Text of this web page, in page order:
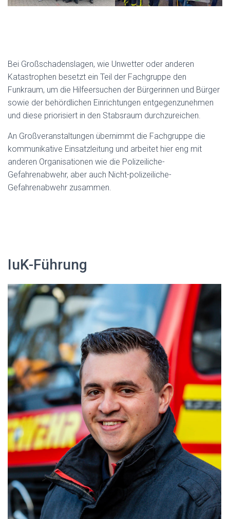
Bei Großschadenslagen, wie Unwetter oder anderen
Katastrophen besetzt ein Teil der Fachgruppe den
Funkraum, um die Hilfeersuchen der Bürgerinnen und Bürger
sowie der behördlichen Einrichtungen entgegenzunehmen
und diese priorisiert in den Stabsraum durchzureichen.
An Großveranstaltungen übernimmt die Fachgruppe die
kommunikative Einsatzleitung und arbeitet hier eng mit
anderen Organisationen wie die Polizeiliche-
Gefahrenabwehr, aber auch Nicht-polizeiliche-
Gefahrenabwehr zusammen.
IuK-Führung